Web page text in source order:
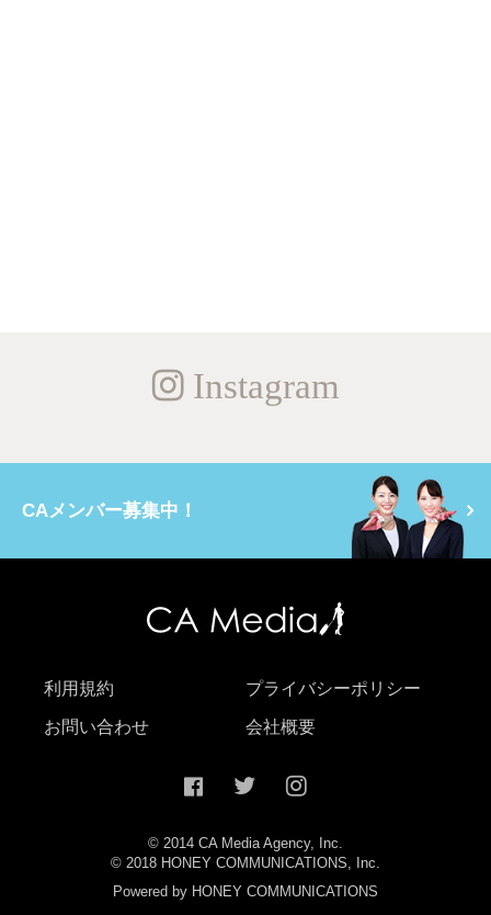
Instagram
CAメンバー募集中！
利用規約 プライバシーポリシー
お問い合わせ 会社概要
© 2014 CA Media Agency, Inc.
© 2018 HONEY COMMUNICATIONS, Inc.
Powered by HONEY COMMUNICATIONS